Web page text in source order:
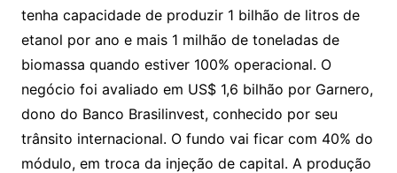
tenha capacidade de produzir 1 bilhão de litros de
etanol por ano e mais 1 milhão de toneladas de
biomassa quando estiver 100% operacional. O
negócio foi avaliado em US$ 1,6 bilhão por Garnero,
dono do Banco Brasilinvest, conhecido por seu
trânsito internacional. O fundo vai ficar com 40% do
módulo, em troca da injeção de capital. A produção